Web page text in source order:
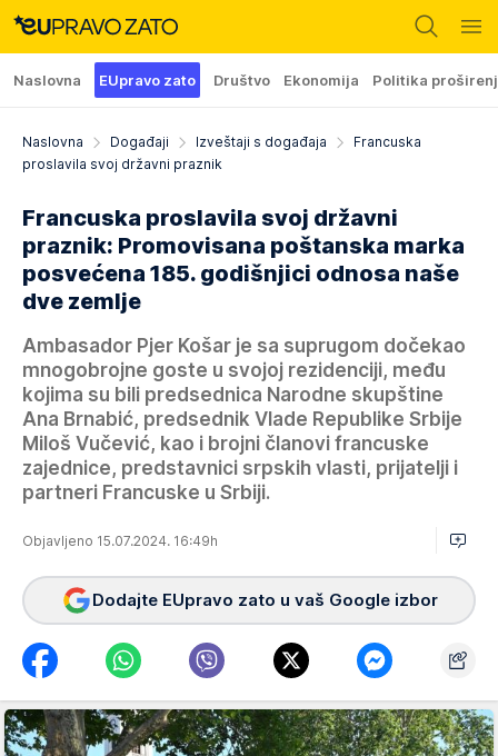
Naslovna EUpravo zato Društvo Ekonomija Politika
Naslovna Događaji Izveštaji s događaja
Francuska
proslavila svoj državni praznik
Francuska proslavila svoj državni
praznik: Promovisana poštanska marka
posvećena 185. godišnjici odnosa naše
dve zemlje
Ambasador Pjer Košar je sa suprugom dočekao
mnogobrojne goste u svojoj rezidenciji, među
kojima su bili predsednica Narodne skupštine
Ana Brnabić, predsednik Vlade Republike Srbije
Miloš Vučević, kao i brojni članovi francuske
zajednice, predstavnici srpskih vlasti, prijatelji i
partneri Francuske u Srbiji.
Objavljeno 15.07.2024. 16:49h
Dodajte EUpravo zato u vaš Google izbor